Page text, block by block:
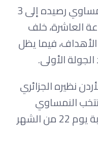
وبهذه النتيجة، رفع المنتخب النمساوي رصيده إلى 3
العاشرة، خلف
الأهداف، فيما يظل
الأولى.
نظيره الجزائري
النمساوي
بمنتخب الأرجنتين في قمة مرتقبة يوم 22 من الشهر